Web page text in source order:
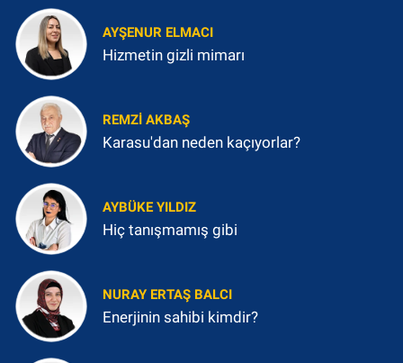
AYŞENUR ELMACI
Hizmetin gizli mimarı
REMZI AKBAŞ
Karasu'dan neden kaçıyorlar?
AYBÜKE YILDIZ
Hiç tanışmamış gibi
NURAY ERTAŞ BALCI
Enerjinin sahibi kimdir?